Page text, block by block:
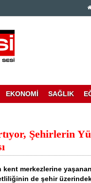
EKONOMİ SAĞLIK
Şehirlerin
kent merkezlerine
de şehir